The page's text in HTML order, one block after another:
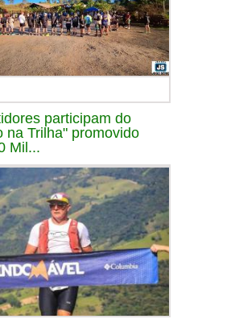
participam do
na Trilha" promovido
Mil...